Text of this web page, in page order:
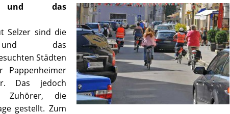
und das
Selzer sind die
und das
Städten
Das jedoch
die
gestellt. Zum